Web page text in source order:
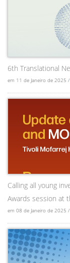
6th Translational
em 11 de Janeiro de 2025 /
Calling all young
Awards session at
em 08 de Janeiro de 2025 /